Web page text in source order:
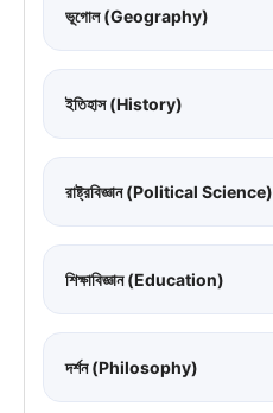
ভূগোল (Geography)
ইতিহাস (History)
রাষ্ট্রবিজ্ঞান (Political Science)
শিক্ষাবিজ্ঞান (Education)
দর্শন (Philosophy)